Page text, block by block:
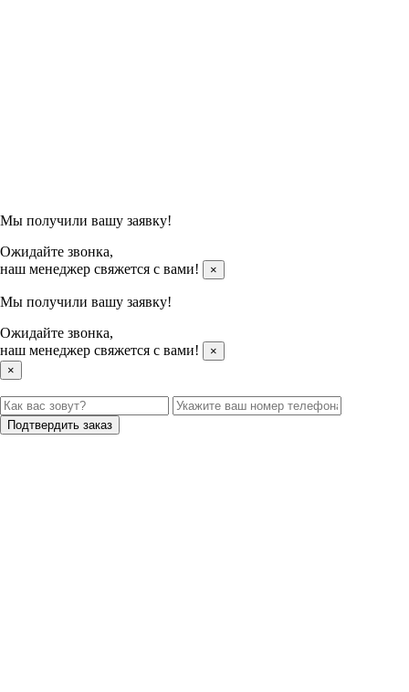
Мы получили вашу заявку!
Ожидайте звонка,
наш менеджер свяжется с вами!
×
Мы получили вашу заявку!
Ожидайте звонка,
наш менеджер свяжется с вами!
×
×
Подтвердить заказ